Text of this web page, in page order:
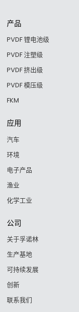
产品
PVDF 锂电池级
PVDF 注塑级
PVDF 挤出级
PVDF 模压级
FKM
应用
汽车
环境
电子产品
渔业
化学工业
公司
关于孚诺林
生产基地
可持续发展
创新
联系我们